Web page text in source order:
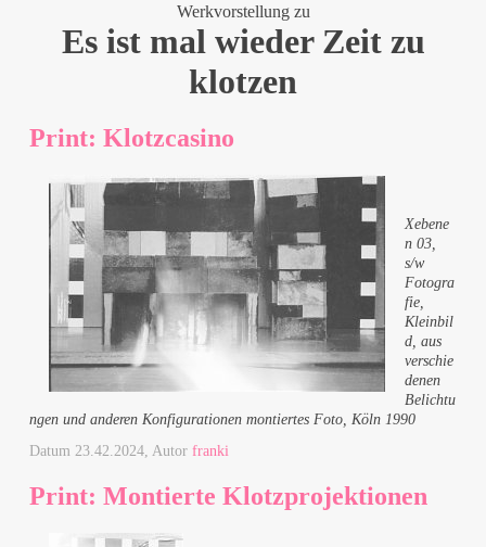
Werkvorstellung zu
Es ist mal wieder Zeit zu
klotzen
Print: Klotzcasino
Xebene
n 03,
s/w
Fotogra
fie,
Kleinbil
d, aus
verschie
denen
Belichtu
ngen und anderen Konfigurationen montiertes Foto, Köln 1990
Datum23.42.2024, Autorfranki
Print: Montierte Klotzprojektionen